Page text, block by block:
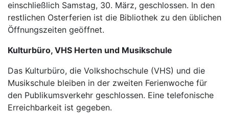
einschließlich Samstag, 30. März, geschlossen. In den
restlichen Osterferien ist die Bibliothek zu den üblichen
Öffnungszeiten geöffnet.
Kulturbüro, VHS Herten und Musikschule
Das Kulturbüro, die Volkshochschule (VHS) und die
Musikschule bleiben in der zweiten Ferienwoche für
den Publikumsverkehr geschlossen. Eine telefonische
Erreichbarkeit ist gegeben.